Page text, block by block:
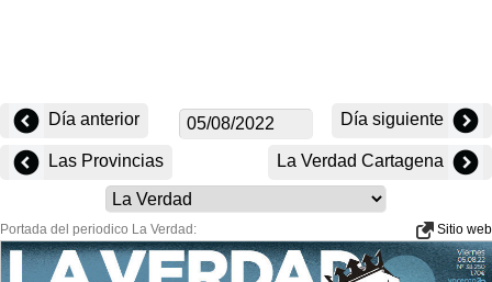
Día anterior Día siguiente
Las Provincias La Verdad Cartagena
Portada del periodico La Verdad: Sitio web